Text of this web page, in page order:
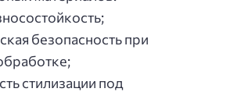
безопасность при
стилизации под